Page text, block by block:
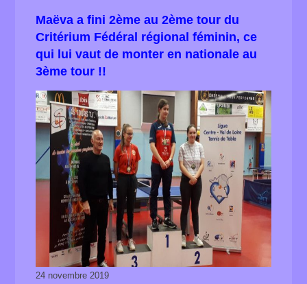
Maëva a fini 2ème au 2ème tour du
Critérium Fédéral régional féminin, ce
qui lui vaut de monter en nationale au
3ème tour !!
24 novembre 2019